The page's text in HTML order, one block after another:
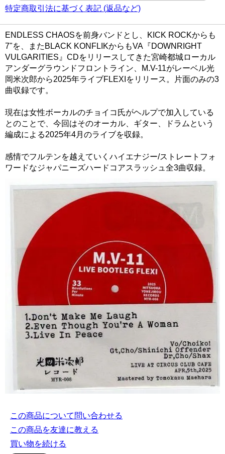
特定商取引法に基づく表記 (返品など)
ENDLESS CHAOSを前身バンドとし、KICK ROCKからも
7"を、またBLACK KONFLIKからもVA『DOWNRIGHT
VULGARITIES』CDをリリースしてきた宮崎都城ローカル
アンダーグラウンドフロントライン、M.V-11がレーベル光
岡米次郎から2025年ライブFLEXIをリリース。片面のみの3
曲収録です。
現在は女性ボーカルのチョイコ氏がヘルプで加入している
とのことで、今回はそのオーカル、ギター、ドラムという
編成による2025年4月のライブを収録。
感情でフルテンを越えていくハイエナジー/ストレートフォ
ワードなジャパニーズハードコアスラッシュ全3曲収録。
この商品について問い合わせる
この商品を友達に教える
買い物を続ける